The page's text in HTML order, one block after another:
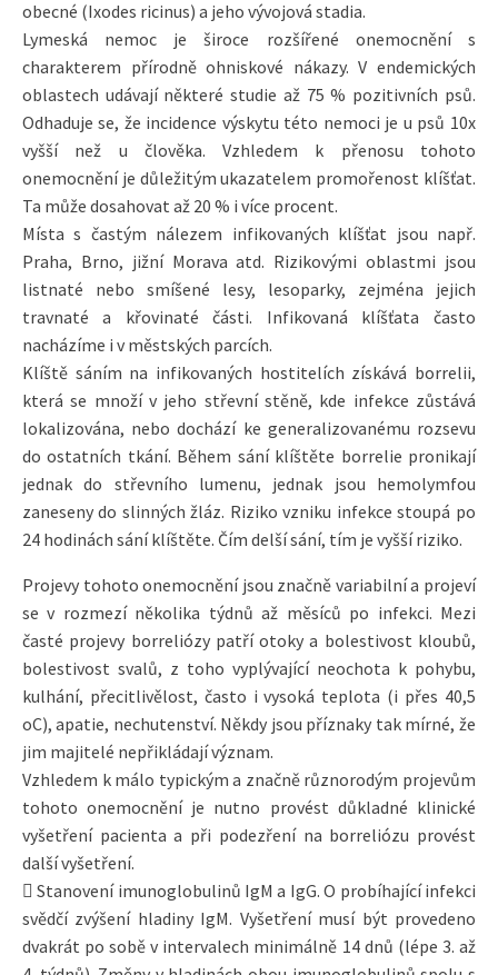
obecné (Ixodes ricinus) a jeho vývojová stadia.
Lymeská nemoc je široce rozšířené onemocnění s
charakterem přírodně ohniskové nákazy. V endemických
oblastech udávají některé studie až 75 % pozitivních psů.
Odhaduje se, že incidence výskytu této nemoci je u psů 10x
vyšší než u člověka. Vzhledem k přenosu tohoto
onemocnění je důležitým ukazatelem promořenost klíšťat.
Ta může dosahovat až 20 % i více procent.
Místa s častým nálezem infikovaných klíšťat jsou např.
Praha, Brno, jižní Morava atd. Rizikovými oblastmi jsou
listnaté nebo smíšené lesy, lesoparky, zejména jejich
travnaté a křovinaté části. Infikovaná klíšťata často
nacházíme i v městských parcích.
Klíště sáním na infikovaných hostitelích získává borrelii,
která se množí v jeho střevní stěně, kde infekce zůstává
lokalizována, nebo dochází ke generalizovanému rozsevu
do ostatních tkání. Během sání klíštěte borrelie pronikají
jednak do střevního lumenu, jednak jsou hemolymfou
zaneseny do slinných žláz. Riziko vzniku infekce stoupá po
24 hodinách sání klíštěte. Čím delší sání, tím je vyšší riziko.
Projevy tohoto onemocnění jsou značně variabilní a projeví
se v rozmezí několika týdnů až měsíců po infekci. Mezi
časté projevy borreliózy patří otoky a bolestivost kloubů,
bolestivost svalů, z toho vyplývající neochota k pohybu,
kulhání, přecitlivělost, často i vysoká teplota (i přes 40,5
oC), apatie, nechutenství. Někdy jsou příznaky tak mírné, že
jim majitelé nepřikládají význam.
Vzhledem k málo typickým a značně různorodým projevům
tohoto onemocnění je nutno provést důkladné klinické
vyšetření pacienta a při podezření na borreliózu provést
další vyšetření.
 Stanovení imunoglobulinů IgM a IgG. O probíhající infekci
svědčí zvýšení hladiny IgM. Vyšetření musí být provedeno
dvakrát po sobě v intervalech minimálně 14 dnů (lépe 3. až